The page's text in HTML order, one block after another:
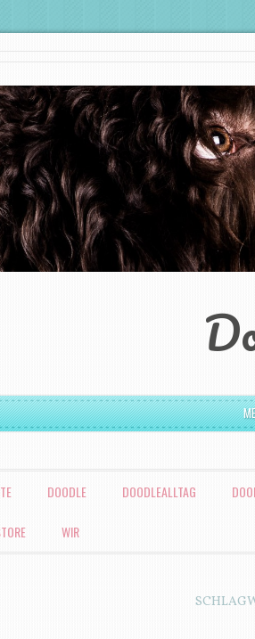
SPRINGENDOODLE DOODLEALLTAG
WIR